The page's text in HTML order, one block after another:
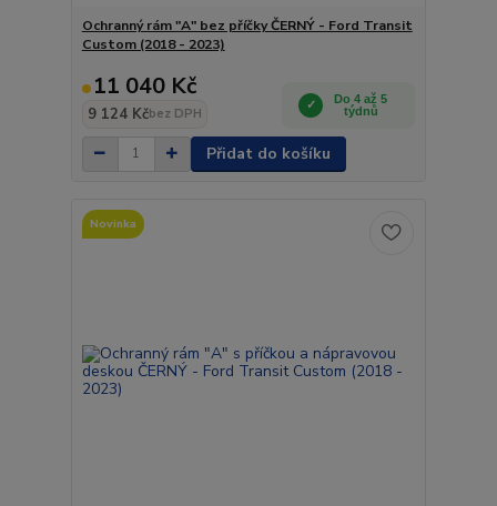
Ochranný rám "A" bez příčky ČERNÝ - Ford Transit
Custom (2018 - 2023)
11 040 Kč
9 124 Kčbez DPH
Do 4 až 5
týdnů
Přidat do košíku
Novinka